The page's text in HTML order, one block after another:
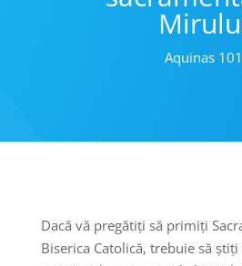
Aquinas 101
Dacă vă pregătiți să primiți
Biserica Catolică, trebuie să